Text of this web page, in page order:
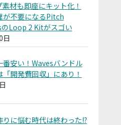
材も即座にキット化！
が不要になるPitch
Loop 2 Kitがスゴい
日
番安い！Wavesバンドル
開発費回収」にあり！
りに悩む時代は終わった!?